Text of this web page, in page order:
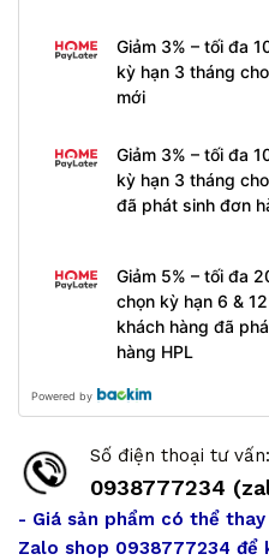
Giảm 3% – tối đa
kỳ hạn 3 tháng
mới
Giảm 3% – tối đa
kỳ hạn 3 tháng
đã phát sinh đơn
Giảm 5% – tối đa
chọn kỳ hạn 6 &
khách hàng đã
hàng HPL
Powered by
Số điện thoại tư vấn:
0938777234
- Giá sản phẩm có thể
Zalo shop 0938777234 để